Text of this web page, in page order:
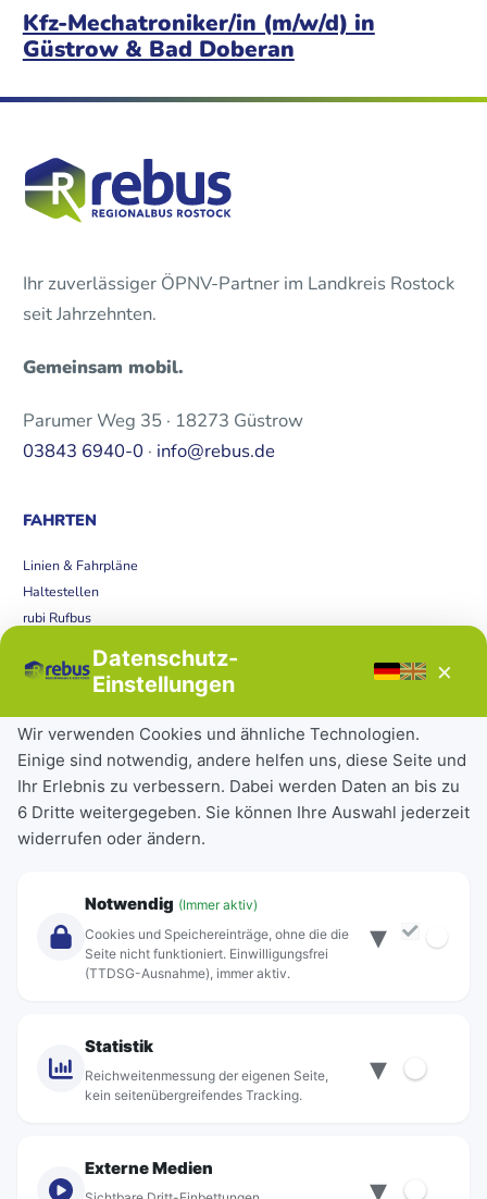
Kfz-Mechatroniker/in (m/w/d) in
Güstrow & Bad Doberan
Ihr zuverlässiger ÖPNV-Partner im Landkreis Rostock
seit Jahrzehnten.
Gemeinsam mobil.
Parumer Weg 35 · 18273 Güstrow
03843 6940-0 · info@rebus.de
FAHRTEN
Linien & Fahrpläne
Haltestellen
rubi Rufbus
Störungen
Tickets & Tarife
Deutschlandticket
Schülerkarte
Einzeltickets
Abonnements
Über Rebus
Standorte
Datenschutz-
Einstellungen
×
Wir verwenden Cookies und ähnliche Technologien.
Einige sind notwendig, andere helfen uns, diese Seite und
Ihr Erlebnis zu verbessern. Dabei werden Daten an bis zu
6 Dritte weitergegeben. Sie können Ihre Auswahl jederzeit
widerrufen oder ändern.
Notwendig (Immer aktiv)
Cookies und Speichereinträge, ohne die die
Seite nicht funktioniert. Einwilligungsfrei
(TTDSG-Ausnahme), immer aktiv.
▾
Statistik
Reichweitenmessung der eigenen Seite,
kein seitenübergreifendes Tracking.
▾
Externe Medien
▾